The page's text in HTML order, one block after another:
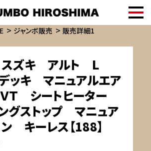
ジャンボ販売 販売詳細1
スズキ アルト L
ッキ マニュアルエア
Ｔ シートヒーター
グストップ マニュア
キーレス【188】